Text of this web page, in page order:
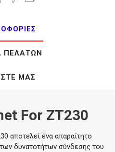
ΠΕΛΑΤΏΝ
ΜΑΣ
For ZT230
αποτελεί ένα απαραίτητο
δυνατοτήτων σύνδεσης του